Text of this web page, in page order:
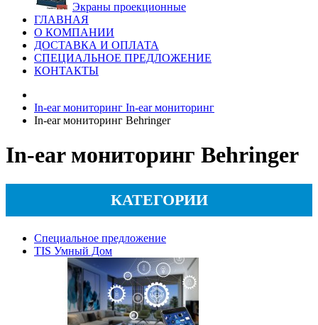
Экраны проекционные
ГЛАВНАЯ
О КОМПАНИИ
ДОСТАВКА И ОПЛАТА
СПЕЦИАЛЬНОЕ ПРЕДЛОЖЕНИЕ
КОНТАКТЫ
In-ear мониторинг In-ear мониторинг
In-ear мониторинг Behringer
In-ear мониторинг Behringer
КАТЕГОРИИ
Специальное предложение
TIS Умный Дом